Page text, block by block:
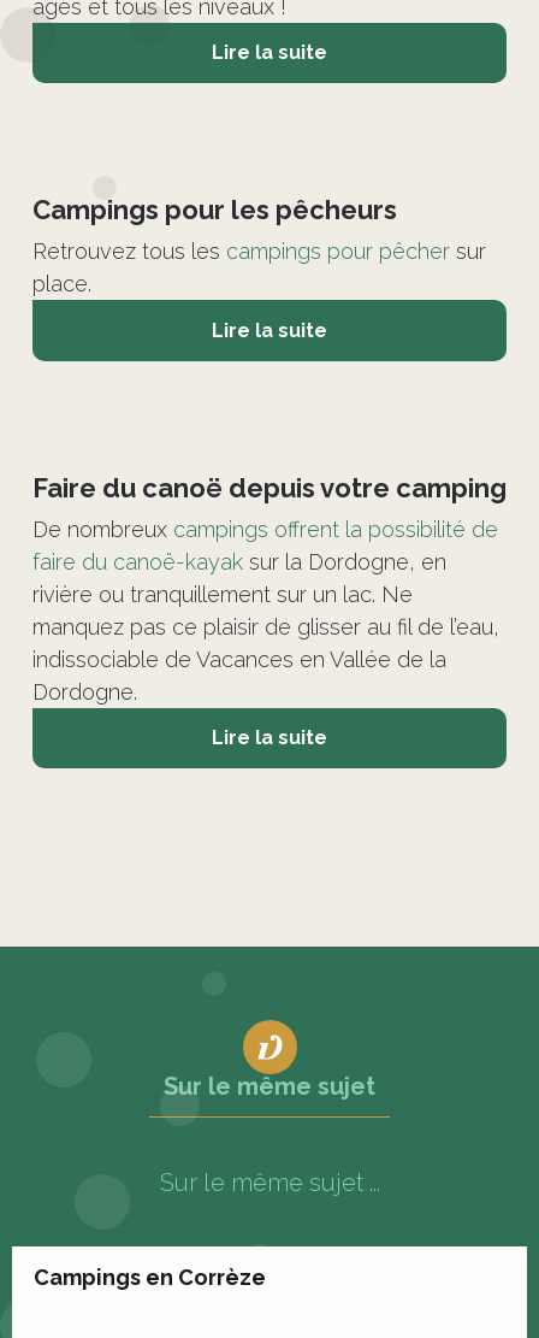
âges et tous les niveaux !
Lire la suite
Campings pour les pêcheurs
Retrouvez tous les campings pour pêcher sur
place.
Lire la suite
Faire du canoë depuis votre camping
De nombreux campings offrent la possibilité de
faire du canoë-kayak sur la Dordogne, en
rivière ou tranquillement sur un lac. Ne
manquez pas ce plaisir de glisser au fil de l’eau,
indissociable de Vacances en Vallée de la
Dordogne.
Lire la suite
Sur le même sujet
Sur le même sujet ...
Campings en Corrèze